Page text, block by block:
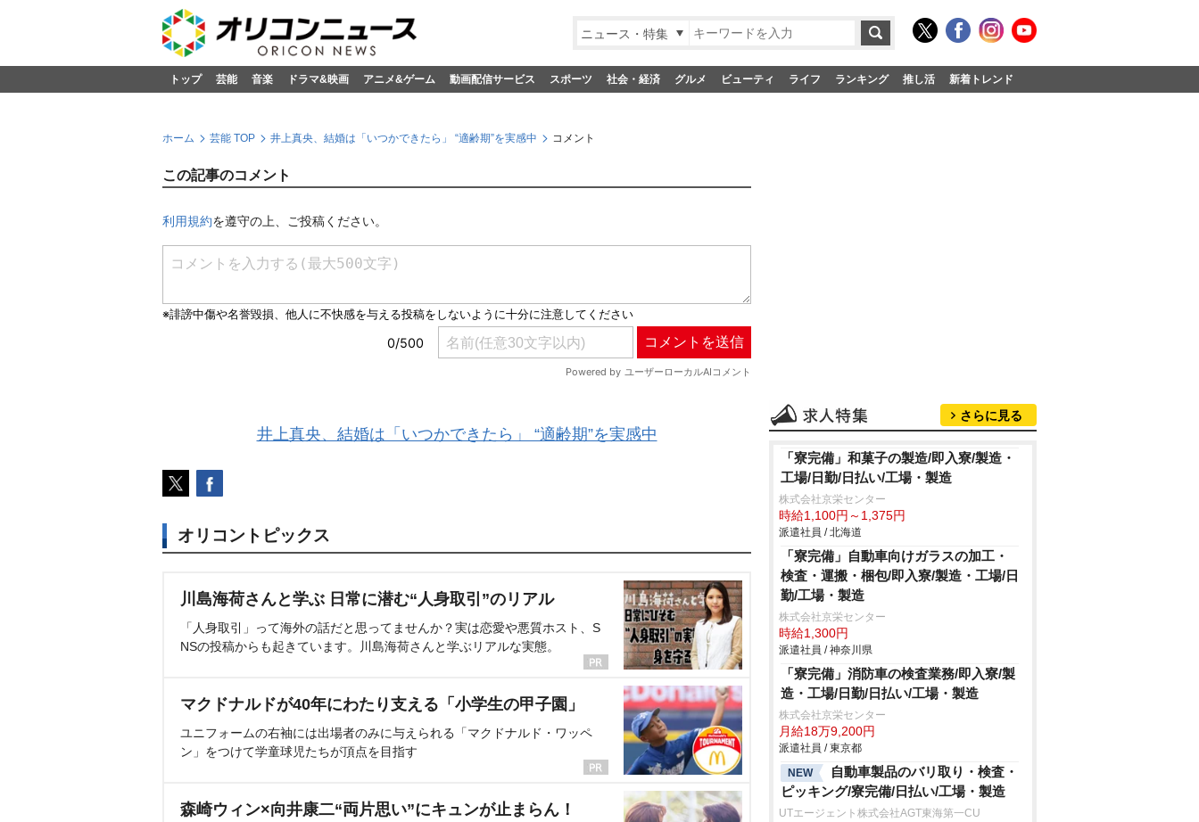
ニュース・特集
トップ 芸能 音楽 ドラマ&映画 アニメ&ゲーム 動画配信サービス スポーツ 社会・経済 グルメ ビューティ ライフ ランキング 推し活 新着トレンド
ホーム 芸能 TOP 井上真央、結婚は「いつかできたら」 “適齢期”を実感中 コメント
この記事のコメント
利用規約を遵守の上、ご投稿ください。
井上真央、結婚は「いつかできたら」 “適齢期”を実感中
オリコントピックス
川島海荷さんと学ぶ 日常に潜む“人身取引”のリアル
「人身取引」って海外の話だと思ってませんか？実は恋愛や悪質ホスト、S
NSの投稿からも起きています。川島海荷さんと学ぶリアルな実態。
マクドナルドが40年にわたり支える「小学生の甲子園」
ユニフォームの右袖には出場者のみに与えられる「マクドナルド・ワッペ
ン」をつけて学童球児たちが頂点を目指す
森崎ウィン×向井康二“両片思い”にキュンが止まらん！
さらに見る
「寮完備」和菓子の製造/即入寮/製造・
工場/日勤/日払い/工場・製造
株式会社京栄センター
時給1,100円～1,375円
派遣社員 / 北海道
「寮完備」自動車向けガラスの加工・
検査・運搬・梱包/即入寮/製造・工場/日
勤/工場・製造
株式会社京栄センター
時給1,300円
派遣社員 / 神奈川県
「寮完備」消防車の検査業務/即入寮/製
造・工場/日勤/日払い/工場・製造
株式会社京栄センター
月給18万9,200円
派遣社員 / 東京都
NEW
自動車製品のバリ取り・検査・
ピッキング/寮完備/日払い/工場・製造
UTエージェント株式会社AGT東海第一CU